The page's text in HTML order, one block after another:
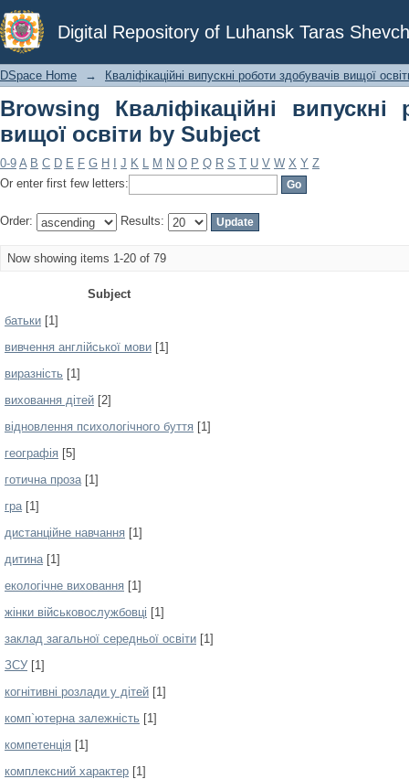
Digital Repository of Luhansk Taras
Browsing Кваліфікаційні випускні
DSpace Home → Кваліфікаційні випускні роботи здобувачів вищої
Browsing Кваліфікаційні випускні
вищої освіти by Subject
0-9 A B C D E F G H J K L M N O P Q R S T U V W X Y Z
Or enter first few letters:
Order: Results:
Now showing items 1-20 of 79
Subject
батьки [1]
вивчення англійської мови [1]
виразність [1]
виховання дітей [2]
відновлення психологічного буття [1]
географія [5]
готична проза[1]
гра[1]
дистанційне навчання [1]
дитина[1]
екологічне виховання [1]
жінки військовослужбовці [1]
заклад загальної середньої освіти [1]
ЗСУ [1]
когнітивні розлади у дітей [1]
комп`ютерна залежність [1]
компетенція [1]
комплексний характер [1]